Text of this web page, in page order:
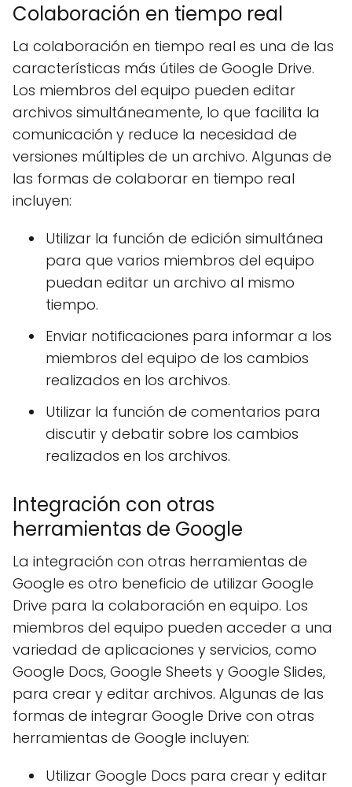
Colaboración en tiempo real
La colaboración en tiempo real es una de las
características más útiles de Google Drive.
Los miembros del equipo pueden editar
archivos simultáneamente, lo que facilita la
comunicación y reduce la necesidad de
versiones múltiples de un archivo. Algunas de
las formas de colaborar en tiempo real
incluyen:
Utilizar la función de edición simultánea
para que varios miembros del equipo
puedan editar un archivo al mismo
tiempo.
Enviar notificaciones para informar a los
miembros del equipo de los cambios
realizados en los archivos.
Utilizar la función de comentarios para
discutir y debatir sobre los cambios
realizados en los archivos.
Integración con otras
herramientas de Google
La integración con otras herramientas de
Google es otro beneficio de utilizar Google
Drive para la colaboración en equipo. Los
miembros del equipo pueden acceder a una
variedad de aplicaciones y servicios, como
Google Docs, Google Sheets y Google Slides,
para crear y editar archivos. Algunas de las
formas de integrar Google Drive con otras
herramientas de Google incluyen:
Utilizar Google Docs para crear y editar